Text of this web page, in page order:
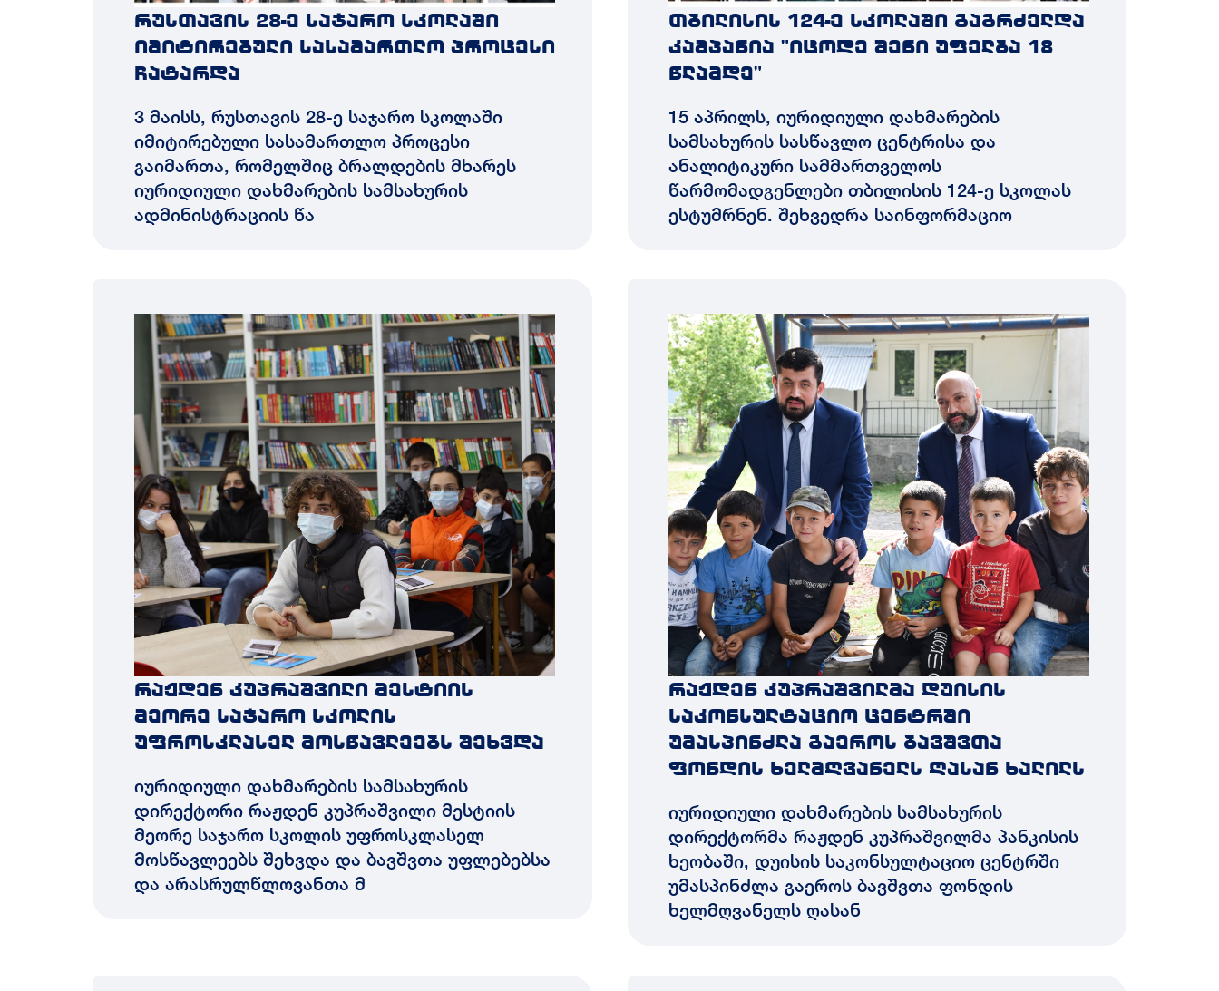
რუსთავის 28-ე საჯარო სკოლაში
იმიტირებული სასამართლო პროცესი
ჩატარდა
3 მაისს, რუსთავის 28-ე საჯარო სკოლაში
იმიტირებული სასამართლო პროცესი
გაიმართა, რომელშიც ბრალდების მხარეს
იურიდიული დახმარების სამსახურის
ადმინისტრაციის წა
თბილისის 124-ე სკოლაში გაგრძელდა
კამპანია "იცოდე შენი უფელბა 18
წლამდე"
15 აპრილს, იურიდიული დახმარების
სამსახურის სასწავლო ცენტრისა და
ანალიტიკური სამმართველოს
წარმომადგენლები თბილისის 124-ე სკოლას
ესტუმრნენ. შეხვედრა საინფორმაციო
რაჟდენ კუპრაშვილი მესტიის
მეორე საჯარო სკოლის
უფროსკლასელ მოსწავლეებს შეხვდა
იურიდიული დახმარების სამსახურის
დირექტორი რაჟდენ კუპრაშვილი მესტიის
მეორე საჯარო სკოლის უფროსკლასელ
მოსწავლეებს შეხვდა და ბავშვთა უფლებებსა
და არასრულწლოვანთა მ
რაჟდენ კუპრაშვილმა დუისის
საკონსულტაციო ცენტრში
უმასპინძლა გაეროს ბავშვთა
ფონდის ხელმღვანელს ღასან ხალილს
იურიდიული დახმარების სამსახურის
დირექტორმა რაჟდენ კუპრაშვილმა პანკისის
ხეობაში, დუისის საკონსულტაციო ცენტრში
უმასპინძლა გაეროს ბავშვთა ფონდის
ხელმღვანელს ღასან